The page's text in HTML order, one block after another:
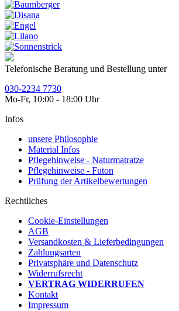
Telefonische Beratung und Bestellung unter
030-2234 7730
Mo-Fr, 10:00 - 18:00 Uhr
Infos
unsere Philosophie
Material Infos
Pflegehinweise - Naturmatratze
Pflegehinweise - Futon
Prüfung der Artikelbewertungen
Rechtliches
Cookie-Einstellungen
AGB
Versandkosten & Lieferbedingungen
Zahlungsarten
Privatsphäre und Datenschutz
Widerrufsrecht
VERTRAG WIDERRUFEN
Kontakt
Impressum